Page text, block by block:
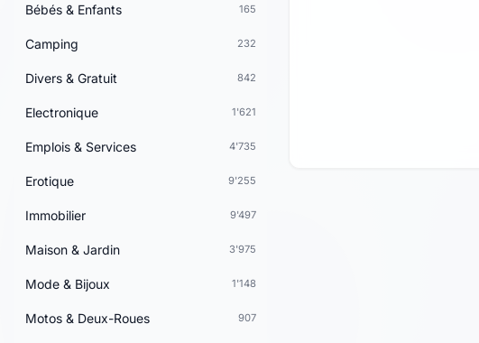
Bébés & Enfants 165
Camping 232
Divers & Gratuit 842
Electronique 1'621
Emplois & Services 4'735
Erotique 9'255
Immobilier 9'497
Maison & Jardin 3'975
Mode & Bijoux 1'148
Motos & Deux-Roues 907